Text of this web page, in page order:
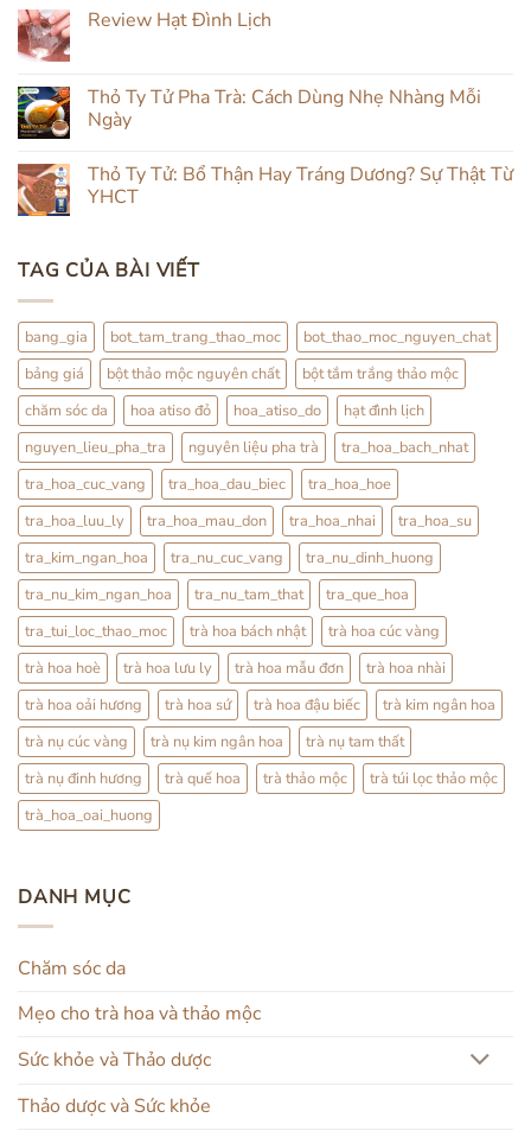
Mụn
Đắp
Mặt
&
Mộc
bình
Trong
Ra
Đình
Lịch
Kết
Review Hạt Đình Lịch
luận
Review
Lịch
Thỏ Ty Tử Pha Trà: Cách Dùng Nhẹ Nhàng Mỗi
Ngày
bình
luận
Pha
Trà:
Nhẹ
Nhàng
Mỗi
Ngày
Thỏ Ty Tử: Bổ Thận Hay Tráng Dương? Sự Thật Từ
YHCT
bình
luận
ở
Tử:
Bổ
Thận
Hay
Tráng
Dương?
Sự
Thật
Từ
YHCT
TAG CỦA BÀI VIẾT
bang_gia bot_tam_trang_thao_moc
bot_thao_moc_nguyen_chat
bảng giá
bột thảo mộc nguyên chất
bột tắm trắng thảo mộc
chăm sóc da
hoa atiso đỏ hoa_atiso_do
hạt đình lịch
nguyen_lieu_pha_tra
nguyên liệu pha trà
tra_hoa_bach_nhat
tra_hoa_cuc_vang
tra_hoa_dau_biec
tra_hoa_hoe
tra_hoa_luu_ly
tra_hoa_mau_don tra_hoa_nhai
tra_hoa_su
tra_kim_ngan_hoa
tra_nu_cuc_vang
tra_nu_dinh_huong
tra_nu_kim_ngan_hoa
tra_nu_tam_that
tra_que_hoa
tra_tui_loc_thao_moc
trà hoa bách nhật
trà hoa cúc vàng
trà hoa hoè
trà hoa lưu ly trà hoa mẫu đơn
trà hoa nhài
trà hoa oải hương
trà hoa sứ trà hoa đậu biếc
trà kim ngân hoa
trà nụ cúc vàng
trà nụ kim ngân hoa
trà nụ tam thất
trà nụ đinh hương
trà quế hoa trà thảo mộc
trà túi lọc thảo mộc
trà_hoa_oai_huong
DANH MỤC
Chăm sóc da
Mẹo cho trà hoa và thảo mộc
Sức khỏe và Thảo dược
Thảo dược và Sức khỏe